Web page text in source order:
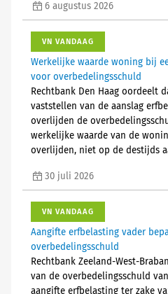
6 augustus 2026
VN VANDAAG
Werkelijke waarde woning bij
voor overbedelingsschuld
Rechtbank Den Haag oordeelt
vaststellen van de aanslag
overlijden de
werkelijke waarde van de
overlijden, niet op de destijds
30 juli 2026
VN VANDAAG
Aangifte erfbelasting vader
overbedelingsschuld
Rechtbank Zeeland-West-
van de overbedelingsschuld
aangifte erfbelasting ter zake